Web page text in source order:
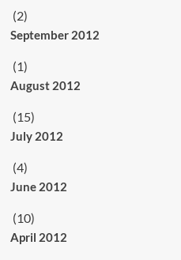
(2)
September 2012
(1)
August 2012
(15)
July 2012
(4)
June 2012
(10)
April 2012